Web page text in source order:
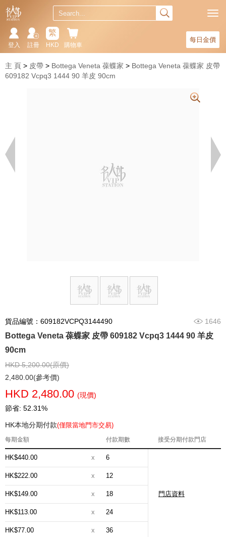
每日金價
購物車
繁
HKD
註冊
登入
主 頁 皮帶 Bottega Veneta 葆蝶家
Bottega Veneta 葆蝶家 皮帶
609182 Vcpq3 1444 90 羊皮 90cm
貨品編號：609182VCPQ3144490 1646
Bottega Veneta 葆蝶家 皮帶 609182 Vcpq3 1444 90 羊皮
90cm
HKD 5,200.00(原價)
2,480.00(參考價)
HKD 2,480.00 (現價)
節省: 52.31%
HK本地分期付款(僅限當地門市交易)
每期金額 付款期數 接受分期付款門店
HK$440.00 x 6
門店資料
HK$222.00 x 12
HK$149.00 x 18
HK$113.00 x 24
HK$77.00 x 36